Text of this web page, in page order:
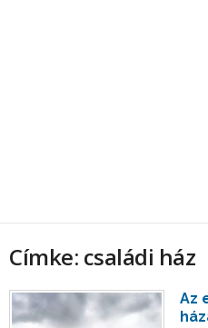
Címke: családi ház
Az